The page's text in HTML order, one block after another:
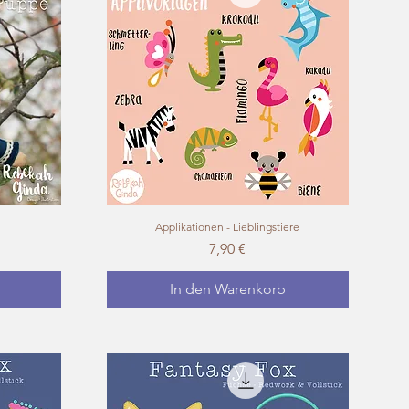
Schnellansicht
Applikationen - Lieblingstiere
Preis
7,90 €
In den Warenkorb